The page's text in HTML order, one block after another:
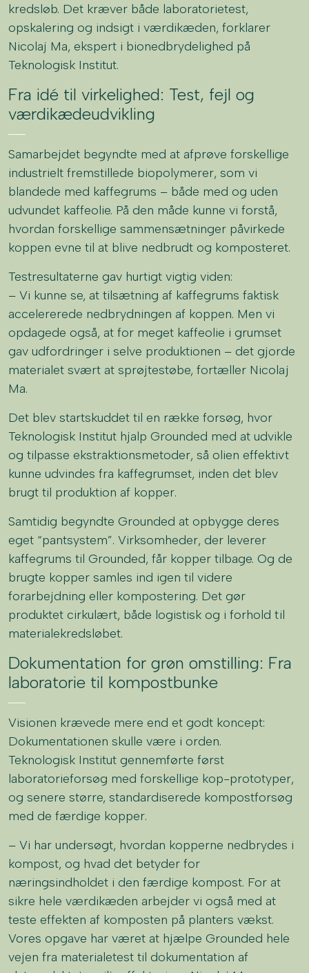
kredsløb. Det kræver både laboratorietest,
opskalering og indsigt i værdikæden, forklarer
Nicolaj Ma, ekspert i bionedbrydelighed på
Teknologisk Institut.
Fra idé til virkelighed: Test, fejl og
værdikædeudvikling
Samarbejdet begyndte med at afprøve forskellige
industrielt fremstillede biopolymerer, som vi
blandede med kaffegrums – både med og uden
udvundet kaffeolie. På den måde kunne vi forstå,
hvordan forskellige sammensætninger påvirkede
koppen evne til at blive nedbrudt og komposteret.
Testresultaterne gav hurtigt vigtig viden:
– Vi kunne se, at tilsætning af kaffegrums faktisk
accelererede nedbrydningen af koppen. Men vi
opdagede også, at for meget kaffeolie i grumset
gav udfordringer i selve produktionen – det gjorde
materialet svært at sprøjtestøbe, fortæller Nicolaj
Ma.
Det blev startskuddet til en række forsøg, hvor
Teknologisk Institut hjalp Grounded med at udvikle
og tilpasse ekstraktionsmetoder, så olien effektivt
kunne udvindes fra kaffegrumset, inden det blev
brugt til produktion af kopper.
Samtidig begyndte Grounded at opbygge deres
eget “pantsystem”. Virksomheder, der leverer
kaffegrums til Grounded, får kopper tilbage. Og de
brugte kopper samles ind igen til videre
forarbejdning eller kompostering. Det gør
produktet cirkulært, både logistisk og i forhold til
materialekredsløbet.
Dokumentation for grøn omstilling: Fra
laboratorie til kompostbunke
Visionen krævede mere end et godt koncept:
Dokumentationen skulle være i orden.
Teknologisk Institut gennemførte først
laboratorieforsøg med forskellige kop-prototyper,
og senere større, standardiserede kompostforsøg
med de færdige kopper.
– Vi har undersøgt, hvordan kopperne nedbrydes i
kompost, og hvad det betyder for
næringsindholdet i den færdige kompost. For at
sikre hele værdikæden arbejder vi også med at
teste effekten af komposten på planters vækst.
Vores opgave har været at hjælpe Grounded hele
vejen fra materialetest til dokumentation af